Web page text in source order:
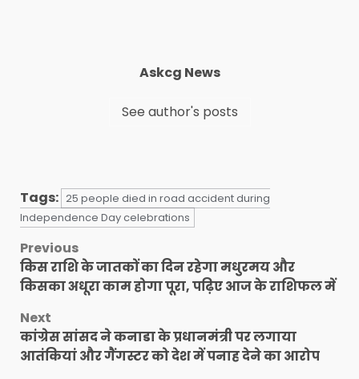
Askcg News
See author's posts
Tags: 25 people died in road accident during
Independence Day celebrations
Post
navigation
Previous
किस राशि के जातकों का दिन रहेगा मधुरमय और
किसका अधूरा काम होगा पूरा, पढ़िए आज के राशिफल में
Next
कांग्रेस सांसद ने कनाडा के प्रधानमंत्री पर लगाया
आतंकियां और गैंगस्टर को देश में पनाह देने का आरोप